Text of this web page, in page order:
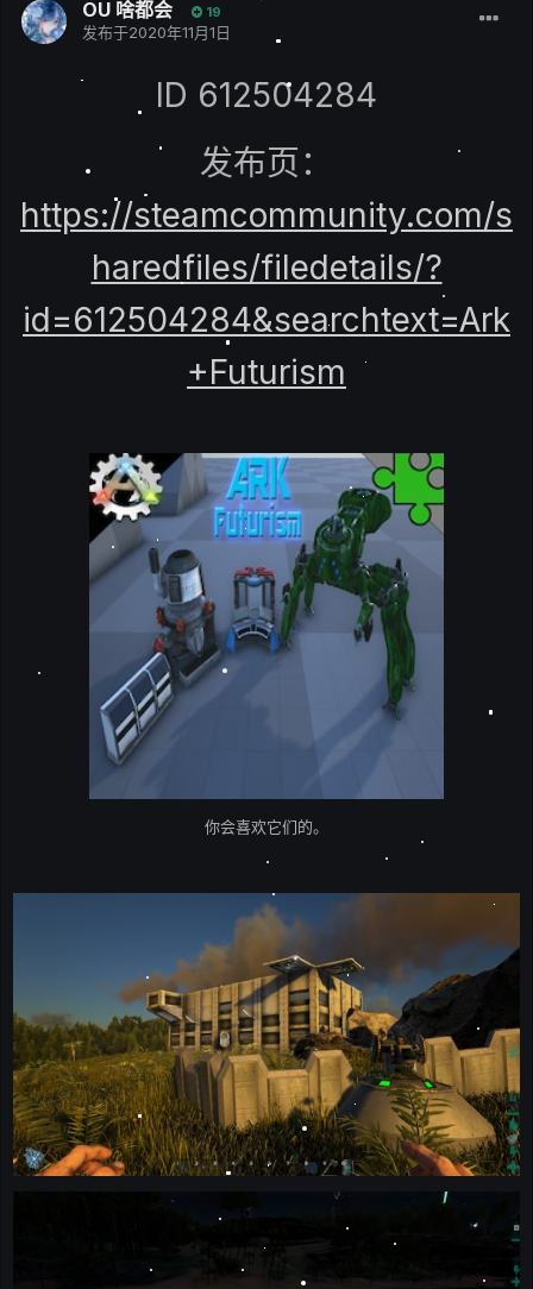
OU 啥都会 19
发布于2020年11月1日
ID 612504284
发布页：
https://steamcommunity.com/s
haredfiles/filedetails/?
id=612504284&searchtext=Ark
+Futurism
你会喜欢它们的。